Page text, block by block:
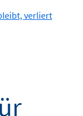
verliert